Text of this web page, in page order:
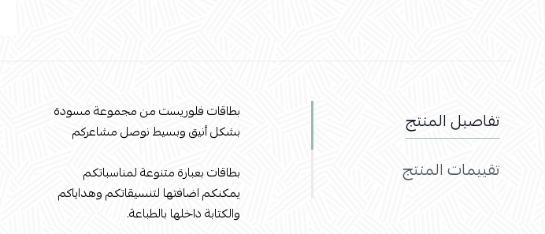
تفاصيل المنتج
تقييمات المنتج
بطاقات فلوريست من مجموعة مسودة
بشكل أنيق وبسيط نوصل مشاعركم
بطاقات بعبارة متنوعة لمناسباتكم
يمكنكم اضافتها لتنسيقاتكم وهداياكم
والكتابة داخلها بالطباعة.